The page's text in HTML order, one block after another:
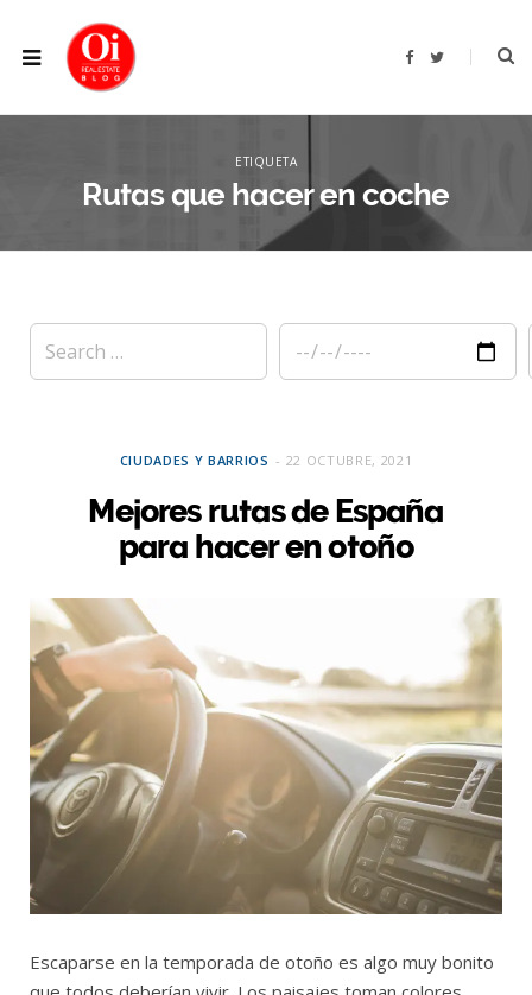
F
b
T
t
ETIQUETA
Rutas que hacer en coche
CIUDADES Y BARRIOS 22 OCTUBRE, 2021
Mejores rutas de España
para hacer en otoño
Escaparse en la temporada de otoño es algo muy bonito